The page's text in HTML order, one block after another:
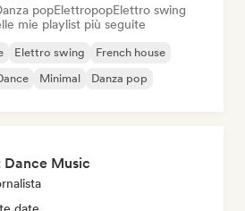
popElettropopElettro swing
mie playlist più seguite
Elettro swing
French house
Minimal Danza pop
Music